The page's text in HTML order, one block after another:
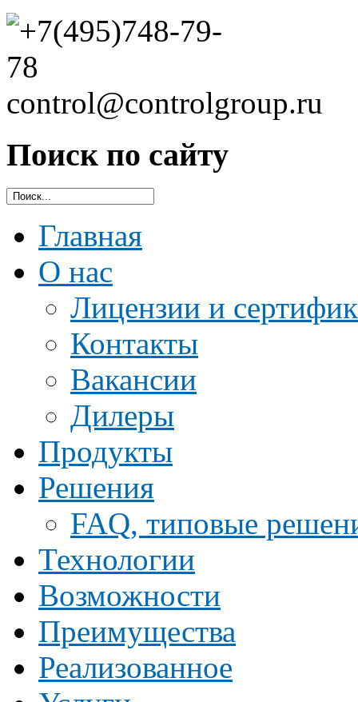
Поиск по сайту
Главная
О нас
Лицензии и
Контакты
Ваканcии
Дилеры
Продукты
Решения
FAQ, типовые
Технологии
Возможности
Преимущества
Реализованное